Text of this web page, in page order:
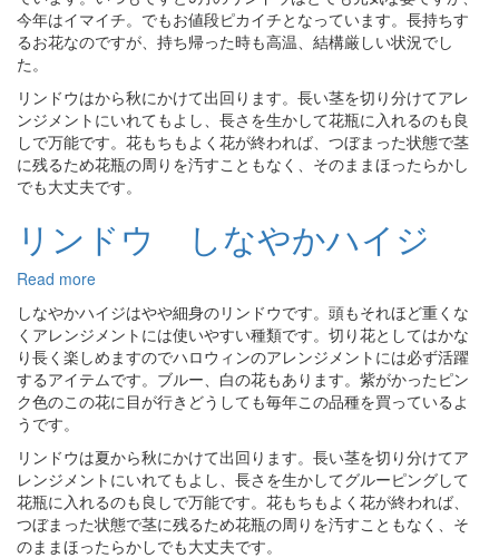
ド
ウ
今年はイマイチ。でもお値段ピカイチとなっています。長持ちす
るお花なのですが、持ち帰った時も高温、結構厳しい状況でし
た。
リンドウはから秋にかけて出回ります。長い茎を切り分けてアレ
ンジメントにいれてもよし、長さを生かして花瓶に入れるのも良
しで万能です。花もちもよく花が終われば、つぼまった状態で茎
に残るため花瓶の周りを汚すこともなく、そのままほったらかし
でも大丈夫です。
リンドウ しなやかハイジ
Read more
ン
ド
ウ
し
な
か
ハ
イ
ジ
しなやかハイジはやや細身のリンドウです。頭もそれほど重くな
くアレンジメントには使いやすい種類です。切り花としてはかな
り長く楽しめますのでハロウィンのアレンジメントには必ず活躍
するアイテムです。ブルー、白の花もあります。紫がかったピン
ク色のこの花に目が行きどうしても毎年この品種を買っているよ
うです。
リンドウは夏から秋にかけて出回ります。長い茎を切り分けてア
レンジメントにいれてもよし、長さを生かしてグルーピングして
花瓶に入れるのも良しで万能です。花もちもよく花が終われば、
つぼまった状態で茎に残るため花瓶の周りを汚すこともなく、そ
のままほったらかしでも大丈夫です。